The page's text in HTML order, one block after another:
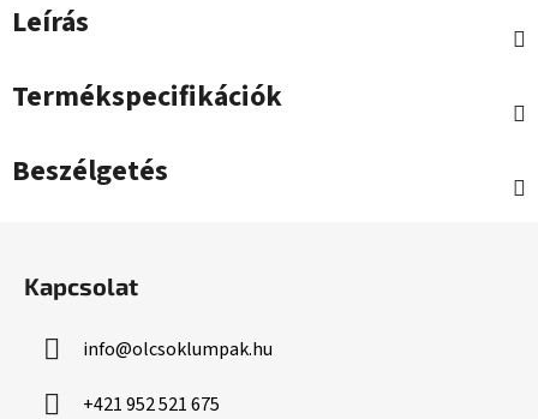
Leírás
Termékspecifikációk
Beszélgetés
Kapcsolat
info@olcsoklumpak.hu
+421 952 521 675